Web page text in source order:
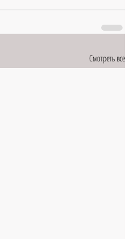
Смотреть все